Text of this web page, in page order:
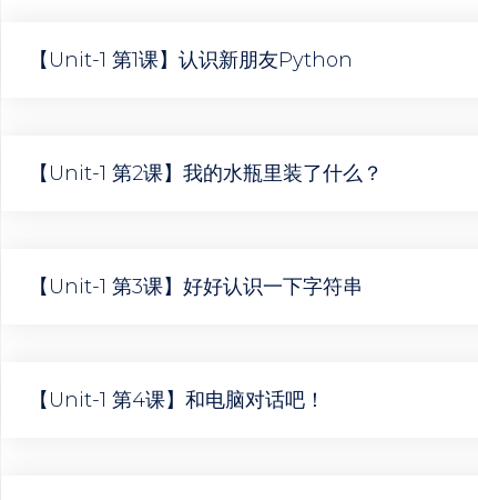
【Unit-1 第1课】认识新朋友Python
【Unit-1 第2课】我的水瓶里装了什么？
【Unit-1 第3课】好好认识一下字符串
【Unit-1 第4课】和电脑对话吧！